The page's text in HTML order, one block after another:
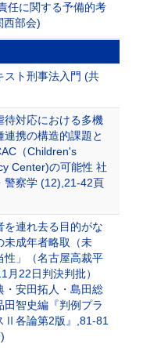
任に関する予備的考
西部会)
スト刑事法入門 (共
待対応における多機
連携の構造的課題と
（Children's
Center)の可能性 社
警察学 (12),21-42頁
を連れ去る目的がな
未成年者略取（未
性」（名古屋高裁平
月22日判決判批）
・安田拓人・島田総
田智史編『判例プラ
Ⅱ各論第2版』,81-81